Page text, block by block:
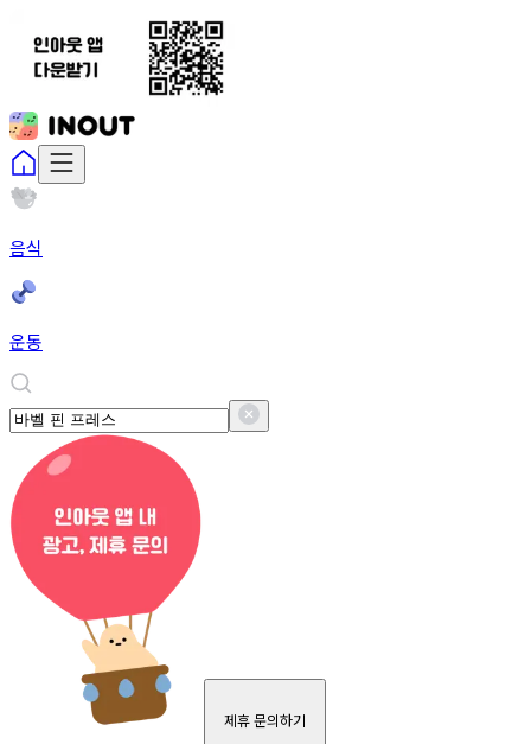
음식
운동
제휴 문의하기